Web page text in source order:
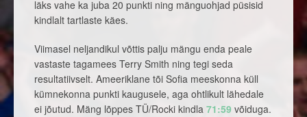
läks vahe ka juba 20 punkti ning mänguohjad püsisid
kindlalt tartlaste käes.
Viimasel neljandikul võttis palju mängu enda peale
vastaste tagamees Terry Smith ning tegi seda
resultatiivselt. Ameeriklane tõi Sofia meeskonna küll
kümnekonna punkti kaugusele, aga ohtlikult lähedale
ei jõutud. Mäng lõppes TÜ/Rocki kindla 71:59 võiduga.